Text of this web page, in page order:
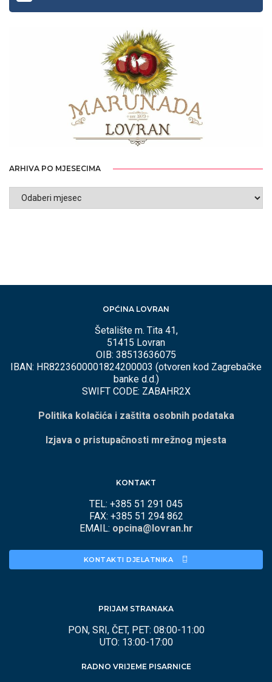
ARHIVA PO MJESECIMA
ARHIVA
OPĆINA LOVRAN
Šetalište m. Tita 41,
51415 Lovran
OIB: 38513636075
IBAN: HR8223600001824200003 (otvoren kod Zagrebačke
banke d.d.)
SWIFT CODE: ZABAHR2X
Politika kolačića i zaštita osobnih podataka
Izjava o pristupačnosti mrežnog mjesta
KONTAKT
TEL: +385 51 291 045
FAX: +385 51 294 862
EMAIL: opcina@lovran.hr
KONTAKTI DJELATNIKA
PRIJAM STRANAKA
PON, SRI, ČET, PET: 08:00-11:00
UTO: 13:00-17:00
RADNO VRIJEME PISARNICE